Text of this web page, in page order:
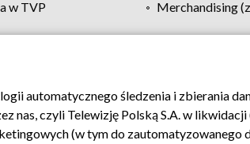
w TVP
Merchandising
Moje zgody Pomoc Biuro reklamy
automatycznego śledzenia i zbierania
czyli Telewizję Polską S.A. w likwidacji
(w tym do